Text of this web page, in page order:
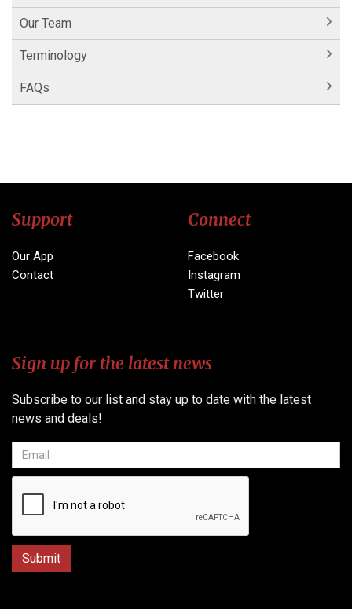
Our Team
Terminology
FAQs
Support
Our App
Contact
Connect
Facebook
Instagram
Twitter
Sign up for the latest news
Subscribe to our list and stay up to date with the latest
news and deals!